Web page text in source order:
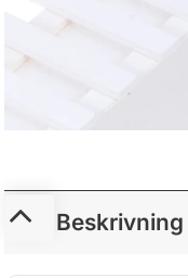
Beskrivning